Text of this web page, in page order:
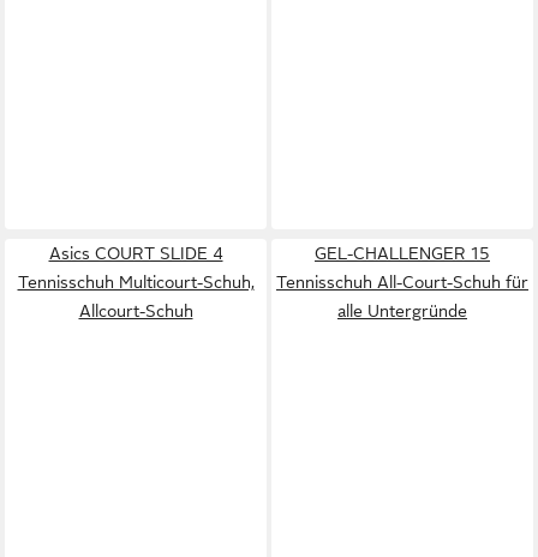
Asics COURT SLIDE 4
Tennisschuh Multicourt-Schuh,
Allcourt-Schuh
GEL-CHALLENGER 15
Tennisschuh All-Court-Schuh für
alle Untergründe